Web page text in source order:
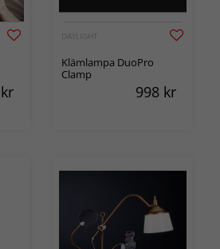
kr
DAYLIGHT
Klämlampa DuoPro
Clamp
998 kr